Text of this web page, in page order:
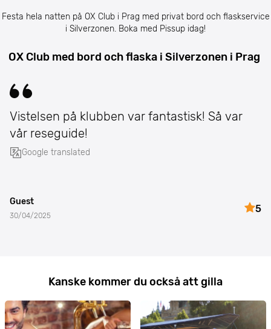
Festa hela natten på OX Club i Prag med privat bord och flaskservice
i Silverzonen. Boka med Pissup idag!
OX Club med bord och flaska i Silverzonen i Prag
Vistelsen på klubben var fantastisk! Så var
vår reseguide!
Google translated
Guest
30/04/2025
5
Kanske kommer du också att gilla